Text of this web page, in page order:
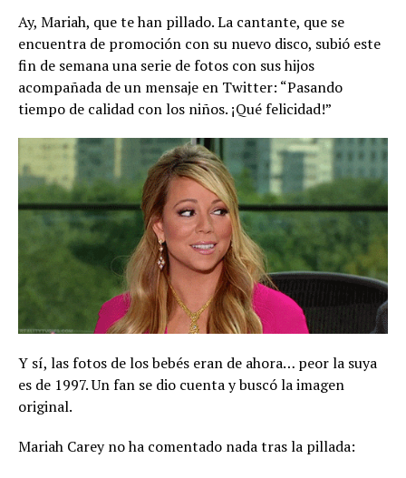
Ay, Mariah, que te han pillado. La cantante, que se
encuentra de promoción con su nuevo disco, subió este
fin de semana una serie de fotos con sus hijos
acompañada de un mensaje en Twitter: “Pasando
tiempo de calidad con los niños. ¡Qué felicidad!”
Y sí, las fotos de los bebés eran de ahora… peor la suya
es de 1997. Un fan se dio cuenta y buscó la imagen
original.
Mariah Carey no ha comentado nada tras la pillada: